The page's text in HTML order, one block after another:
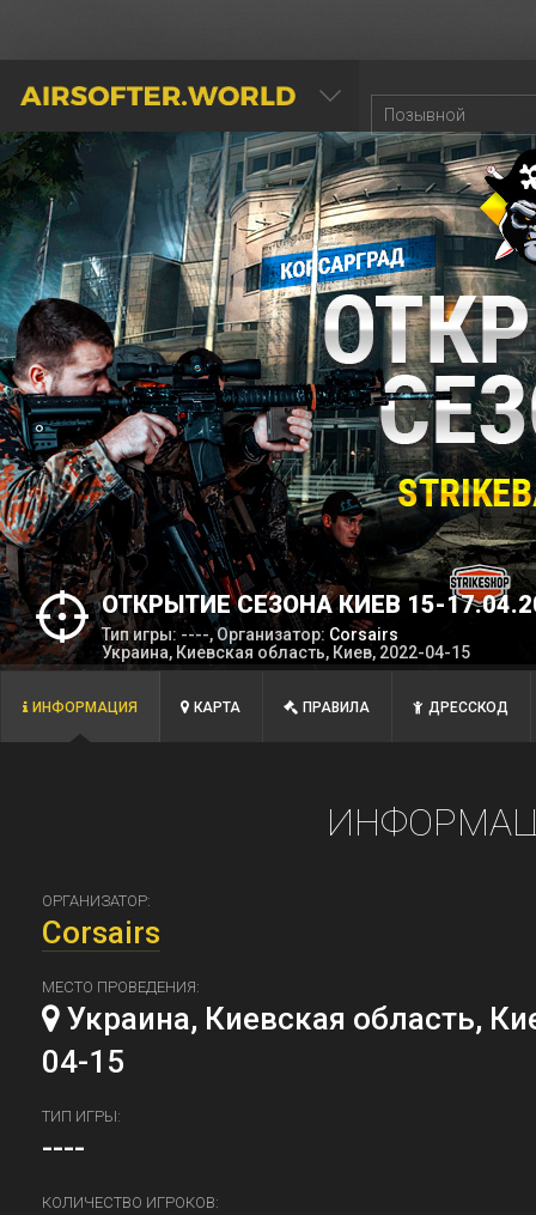
AIRSOFTER.WORLD
ОТКРЫТИЕ СЕЗОНА КИЕВ 15-
Тип игры: ----, Организатор: Corsairs
Украина, Киевская область, Киев, 2022-04-15
ИНФОРМАЦИЯ КАРТА ПРАВИЛА ДРЕССКОД
ОРГАНИЗАТОР:
Corsairs
МЕСТО ПРОВЕДЕНИЯ:
Украина, Киевская область,
04-15
ТИП ИГРЫ:
----
КОЛИЧЕСТВО ИГРОКОВ: